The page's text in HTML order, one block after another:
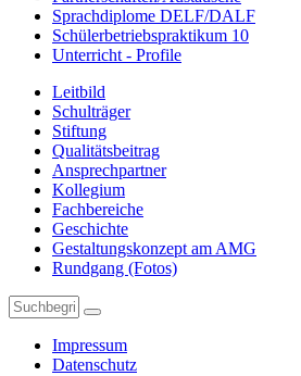
Sprachdiplome DELF/DALF
Schülerbetriebspraktikum 10
Unterricht - Profile
Leitbild
Schulträger
Stiftung
Qualitätsbeitrag
Ansprechpartner
Kollegium
Fachbereiche
Geschichte
Gestaltungskonzept am AMG
Rundgang (Fotos)
Impressum
Datenschutz